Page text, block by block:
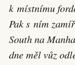
k místnímu
Pak s ním
South na
dne měl vůz